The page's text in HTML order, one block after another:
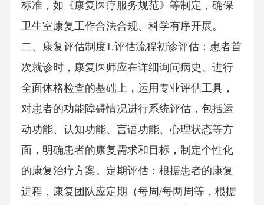
标准，如《康复医疗服务规范》等制定，确保
卫生室康复工作合法合规、科学有序开展。
二、康复评估制度1.评估流程初诊评估：患者首
次就诊时，康复医师应在详细询问病史、进行
全面体格检查的基础上，运用专业评估工具，
对患者的功能障碍情况进行系统评估，包括运
动功能、认知功能、言语功能、心理状态等方
面，明确患者的康复需求和目标，制定个性化
的康复治疗方案。定期评估：根据患者的康复
进程，康复团队应定期（每周/每两周等，根据